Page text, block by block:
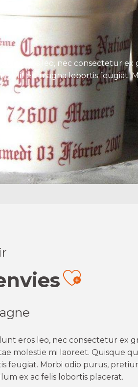
eros leo, nec consectetur ex
velit eu magna lobortis feugiat.
eros leo, nec consectetur ex
molestie mi laoreet. Quisque
feugiat. Morbi odio purus,
ex ac felis lobortis placerat.